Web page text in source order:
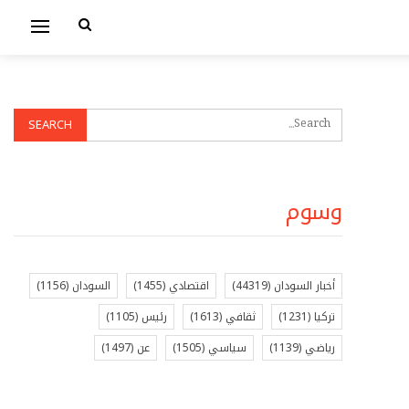
وسوم
أخبار السودان (44319) اقتصادي (1455) السودان (1156)
تركيا (1231) ثقافي (1613) رئيس (1105)
رياضي (1139) سياسي (1505) عن (1497)